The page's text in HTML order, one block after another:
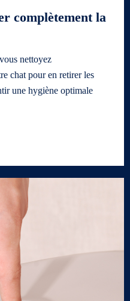
complètement la
nettoyez
chat pour en retirer les
une hygiène optimale